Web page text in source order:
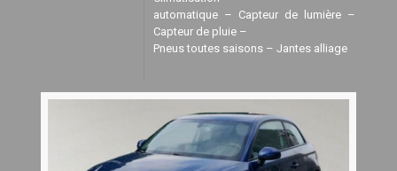
automatique – Capteur de lumière –
Capteur de pluie –
Pneus toutes saisons – Jantes alliage